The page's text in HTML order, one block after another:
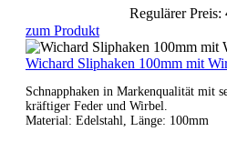
Regulärer Preis:
zum Produkt
Wichard Sliphaken 100mm mit
Schnapphaken in Markenqualität mit
kräftiger Feder und Wirbel.
Material: Edelstahl, Länge: 100mm